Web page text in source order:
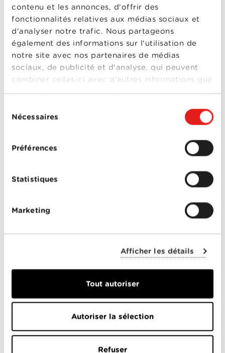
contenu et les annonces, d'offrir des
fonctionnalités relatives aux médias sociaux et
d'analyser notre trafic. Nous partageons
également des informations sur l'utilisation de
notre site avec nos partenaires de médias
sociaux, de publicité et d'analyse, qui peuvent
combiner celles-ci avec d'autres informations que
duNécessaires
Préférences
Statistiques
Marketing
Afficher les détails
Tout autoriser
Autoriser la sélection
Refuser
The Undeclared
War - Saison 1
0-0
Brown ,Mark Rylance
Simon Pegg
Mission :
Impossible -
Fallout
Fallout
Année
de
sortie
2018
Michelle
Vanessa Kirby
Limites
Anton Yelchin
Chris
Pine,Idris Elba,Karl
Sofia Boutella,Zachary
Quinto
Mission :
Impossible - Rogue
Nation
de